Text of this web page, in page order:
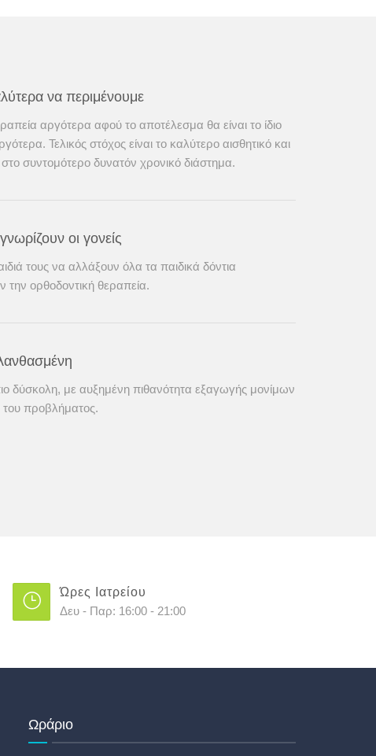
να περιμένουμε
αργότερα αφού το αποτέλεσμα θα είναι το ίδιο
Τελικός στόχος είναι το καλύτερο αισθητικό και
συντομότερο δυνατόν χρονικό διάστημα.
οι γονείς
τους να αλλάξουν όλα τα παιδικά δόντια
την ορθοδοντική θεραπεία.
δύσκολη, με αυξημένη πιθανότητα εξαγωγής μονίμων
του προβλήματος.
Ώρες Ιατρείου
Δευ - Παρ: 16:00 - 21:00
Ωράριο